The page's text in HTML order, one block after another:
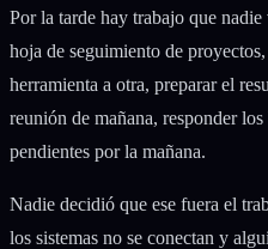
Por la tarde hay trabajo que
hoja de seguimiento de
herramienta a otra, preparar el
reunión de mañana, responder
pendientes por la mañana.
Nadie decidió que ese fuera el
los sistemas no se conectan y